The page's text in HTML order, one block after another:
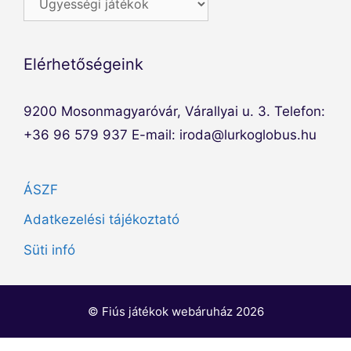
Elérhetőségeink
9200 Mosonmagyaróvár, Várallyai u. 3. Telefon:
+36 96 579 937 E-mail: iroda@lurkoglobus.hu
ÁSZF
Adatkezelési tájékoztató
Süti infó
© Fiús játékok webáruház 2026
Elem hozzáadva a kosárhoz. PÉNZTÁR